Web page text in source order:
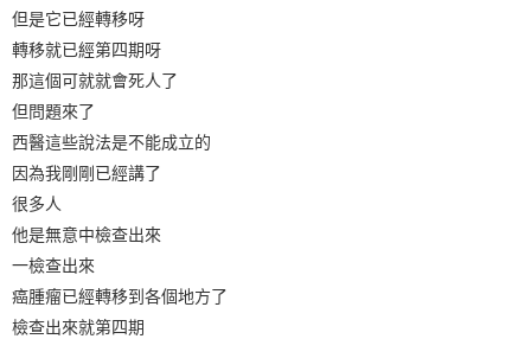
但是它已經轉移呀
轉移就已經第四期呀
那這個可就就會死人了
但問題來了
西醫這些說法是不能成立的
因為我剛剛已經講了
很多人
他是無意中檢查出來
一檢查出來
癌腫瘤已經轉移到各個地方了
檢查出來就第四期